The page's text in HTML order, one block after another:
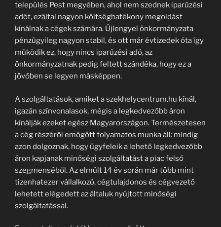
település Pest megyében, ahol nem szednek iparűzési
adót, ezáltal nagyon költséghatékony megoldást
kínálnak a cégek számára. Újlengyel önkormányzata
pénzügyileg nagyon stabil, és ott már évtizedek óta így
működik ez, hogy nincs iparűzési adó, az
önkormányzatnak pedig feltett szándéka, hogy ez a
jövőben se legyen másképpen.
A szolgáltatások, amiket a szekhelycentrum.hu kínál,
igazán színvonalasok, mégis a legkedvezőbb áron
kínálják ezeket egész Magyarországon. Természetesen
a cég részéről emögött folyamatos munka áll: mindig
azon dolgoznak, hogy ügyfeleik a lehető legkedvezőbb
áron kapjanak minőségi szolgáltatást a piac felső
szegmenséből. Az elmúlt 14 év során már több mint
tizenhatezer vállalkozó, cégtulajdonos és cégvezető
lehetett elégedett az általuk nyújtott minőségi
szolgáltatással.